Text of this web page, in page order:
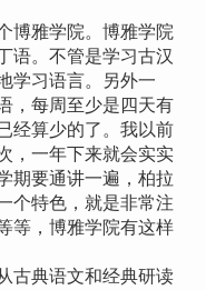
博雅学院。博雅学院
语。不管是学习古汉
学习语言。另外一
，每周至少是四天有
经算少的了。我以前
，一年下来就会实实
期要通讲一遍，柏拉
个特色，就是非常注
等，博雅学院有这样
古典语文和经典研读